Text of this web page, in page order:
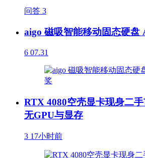
问答 3
aigo 磁吸智能移动固态硬盘
6 07.31
RTX 4080空壳显卡现身二
无GPU与显存
3 17小时前